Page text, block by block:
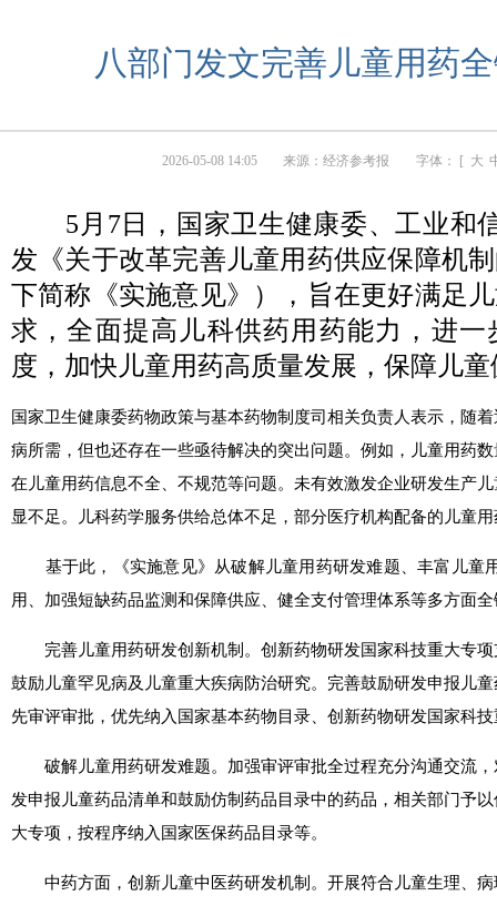
八部门发文完善儿童用药
2026-05-08 14:05 来源： 经济参考报 字体： [ 大
5月7日，国家卫生健康委、工业和
发《关于改革完善儿童用药供应保障机
下简称《实施意见》），旨在更好满足
求，全面提高儿科供药用药能力，进一
度，加快儿童用药高质量发展，保障儿
国家卫生健康委药物政策与基本药物制度司相关负责人表示，随
病所需，但也还存在一些亟待解决的突出问题。例如，儿童用药
在儿童用药信息不全、不规范等问题。未有效激发企业研发生产
显不足。儿科药学服务供给总体不足，部分医疗机构配备的儿童
基于此，《实施意见》从破解儿童用药研发难题、丰富儿童
用、加强短缺药品监测和保障供应、健全支付管理体系等多方面
完善儿童用药研发创新机制。创新药物研发国家科技重大专项
鼓励儿童罕见病及儿童重大疾病防治研究。完善鼓励研发申报儿
先审评审批，优先纳入国家基本药物目录、创新药物研发国家科
破解儿童用药研发难题。加强审评审批全过程充分沟通交流，
发申报儿童药品清单和鼓励仿制药品目录中的药品，相关部门予
大专项，按程序纳入国家医保药品目录等。
中药方面，创新儿童中医药研发机制。开展符合儿童生理、病